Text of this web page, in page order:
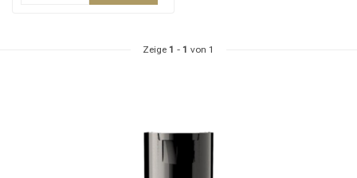
Stylingprodukte
Zeige 1 - 1 von 1